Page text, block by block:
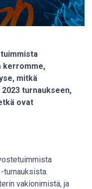
kerromme,
mitkä
turnaukseen,
ovat
turnauksista.
vakionimistä, ja